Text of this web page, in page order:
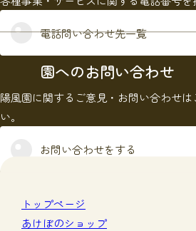
電話問い合わせ先一覧
園へのお問い合わせ
陽風園に関するご意見・お問い合わせ
い。
お問い合わせをする
トップページ
あけぼのショップ